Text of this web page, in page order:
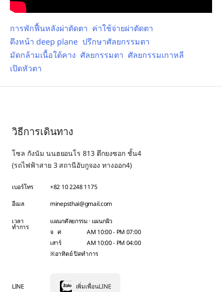
การพักฟื้นหลังผ่าตัดตา ค่าใช้จ่ายผ่าตัดตา
ดึงหน้า deep plane ปรึกษาศัลยกรรมตา
มัดกล้ามเนื้อใต้คาง ศัลยกรรมตา ศัลยกรรมเกาหลี
เปิดหัวตา
วิธีการเดินทาง
โซล กังนัม นนฮยอนโร 813 ตึกยงซอก ชั้น4
(รถไฟฟ้าสาย 3 สถานีอับกูจอง ทางออก4)
เบอร์โทร +82 10 2248 1175
อีเมล minepsthai@gmail.com
เวลา
ทำการ
แผนกศัลยกรรม · แผนกผิว
จ ศ
AM 10:00 - PM 07:00
เสาร์
AM 10:00 - PM 04:00
※อาทิตย์ ปิดทำการ
LINE เพิ่มเพื่อนLINE